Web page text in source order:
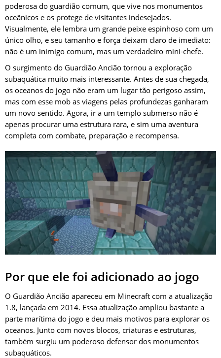
poderosa do guardião comum, que vive nos monumentos
oceânicos e os protege de visitantes indesejados.
Visualmente, ele lembra um grande peixe espinhoso com um
único olho, e seu tamanho e força deixam claro de imediato:
não é um inimigo comum, mas um verdadeiro mini-chefe.
O surgimento do Guardião Ancião tornou a exploração
subaquática muito mais interessante. Antes de sua chegada,
os oceanos do jogo não eram um lugar tão perigoso assim,
mas com esse mob as viagens pelas profundezas ganharam
um novo sentido. Agora, ir a um templo submerso não é
apenas procurar uma estrutura rara, e sim uma aventura
completa com combate, preparação e recompensa.
Por que ele foi adicionado ao jogo
O Guardião Ancião apareceu em Minecraft com a atualização
1.8, lançada em 2014. Essa atualização ampliou bastante a
parte marítima do jogo e deu mais motivos para explorar os
oceanos. Junto com novos blocos, criaturas e estruturas,
também surgiu um poderoso defensor dos monumentos
subaquáticos.